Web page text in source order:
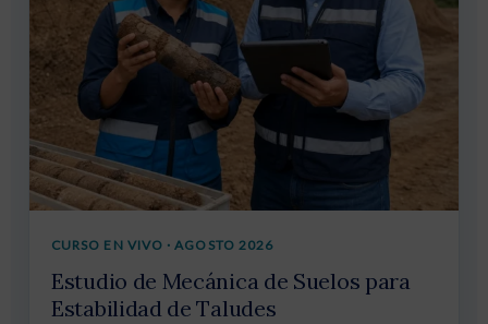
CURSO EN VIVO · AGOSTO 2026
Estudio de Mecánica de Suelos para
Estabilidad de Taludes